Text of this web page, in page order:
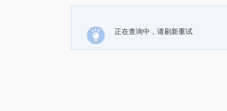
正在查询中，请刷新重试